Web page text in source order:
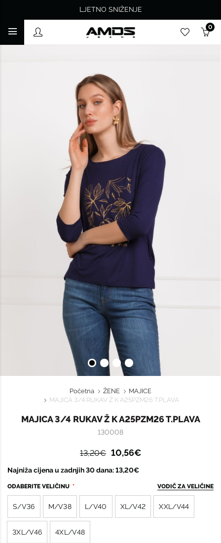
LJETNO SNIŽENJE
0
Početna ŽENE
MAJICE
MAJICA 3/4 RUKAV Ž K A25PZM26 T.PLAVA
MAJICA 3/4 RUKAV Ž K A25PZM26 T.PLAVA
130008
13,20€ 10,56€
Najniža cijena u zadnjih 30 dana: 13,20€
ODABERITE VELIČINU VODIČ ZA VELIČINE
S/V36 M/V38 L/V40 XL/V42 XXL/V44
3XL/V46 4XL/V48